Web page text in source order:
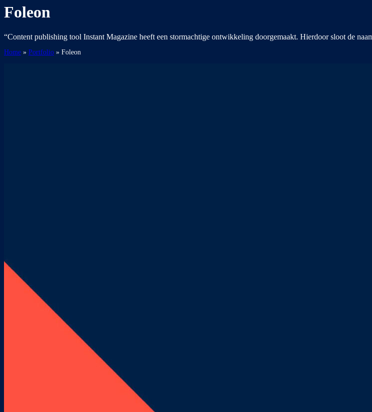
Foleon
“Content publishing tool Instant Magazine heeft een stormachtige ontwikkeling doorgemaakt. Hierdoor sloot de
Home » Portfolio » Foleon